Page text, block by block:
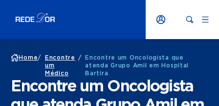
Home/
Encontre
um
Médico
/
Encontre um Oncologista que
atenda Grupo Amil em Hospital
Bartira
Encontre um Oncologista